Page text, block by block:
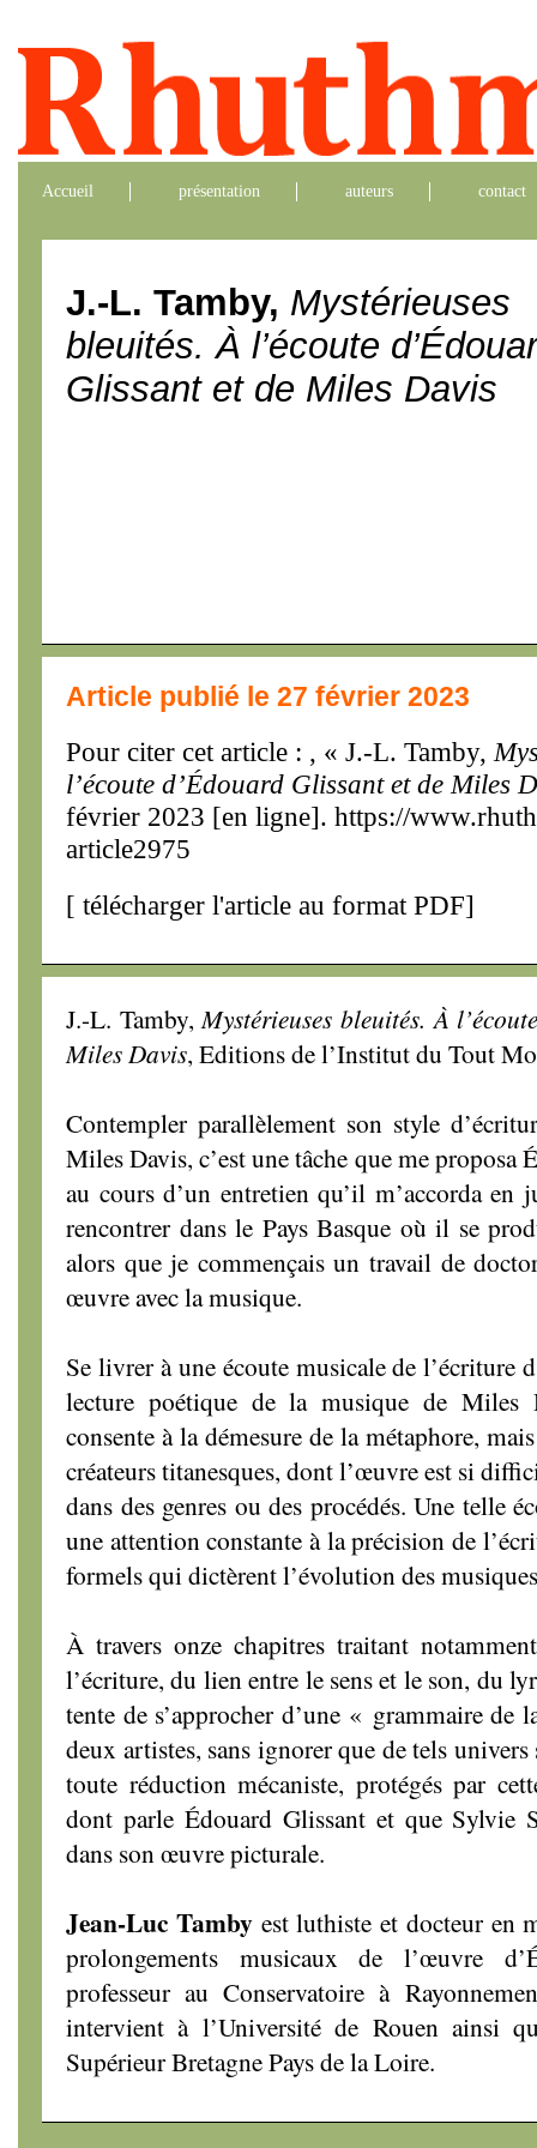
Accueil présentation auteurs contact
J.-L. Tamby, Mystérieuses
bleuités. À l’écoute
Glissant et de Miles Davis
Article publié le 27 février 2023
Pour citer cet article : , « J.-L. Tamby,
l’écoute d’Édouard Glissant et de Miles
février 2023 [en ligne]. https://
article2975
[ télécharger l'article au format PDF]
J.-L. Tamby,Mystérieuses bleuités. À
Miles Davis, Editions de l’Institut du Tout
Contempler parallèlement son style
Miles Davis, c’est une tâche que me proposa
au cours d’un entretien qu’il m’accorda en
rencontrer dans le Pays Basque où il se
alors que je commençais un travail de
œuvre avec la musique.
Se livrer à une écoute musicale de l’écriture
lecture poétique de la musique de Miles
consente à la démesure de la métaphore,
créateurs titanesques, dont l’œuvre est si
dans des genres ou des procédés. Une telle
une attention constante à la précision de
formels qui dictèrent l’évolution des
À travers onze chapitres traitant
l’écriture, du lien entre le sens et le son, du
tente de s’approcher d’une « grammaire
deux artistes, sans ignorer que de tels univers
toute réduction mécaniste, protégés par
dont parle Édouard Glissant et que Sylvie
dans son œuvre picturale.
Jean-Luc Tambyest luthiste et docteur en
prolongements musicaux de l’œuvre
professeur au Conservatoire à
intervient à l’Université de Rouen ainsi
Supérieur Bretagne Pays de la Loire.